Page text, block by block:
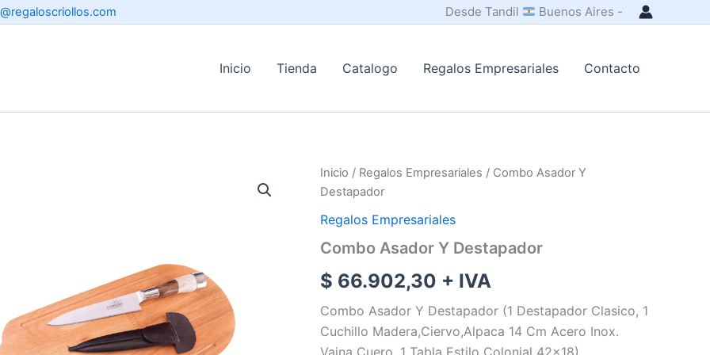
Desde Tandil Buenos Aires -
Inicio Tienda Catalogo Regalos Empresariales Contacto
Inicio / Regalos Empresariales / Combo Asador Y
Destapador
Regalos Empresariales
Combo Asador Y Destapador
$ 66.902,30 + IVA
Combo Asador Y Destapador (1 Destapador Clasico, 1
Cuchillo Madera,Ciervo,Alpaca 14 Cm Acero Inox.
Vaina Cuero, 1 Tabla Estilo Colonial 42×18)